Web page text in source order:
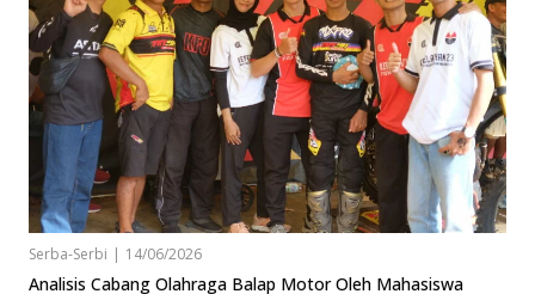
Serba-Serbi | 14/06/2026
Analisis Cabang Olahraga Balap Motor Oleh Mahasiswa